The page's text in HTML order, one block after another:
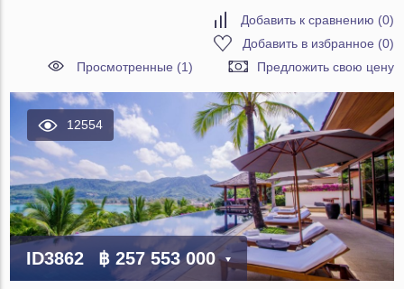
Добавить к сравнению (0)
Добавить в избранное (0)
Просмотренные (1)
Предложить свою цену
12554
ID3862 ฿ 257 553 000